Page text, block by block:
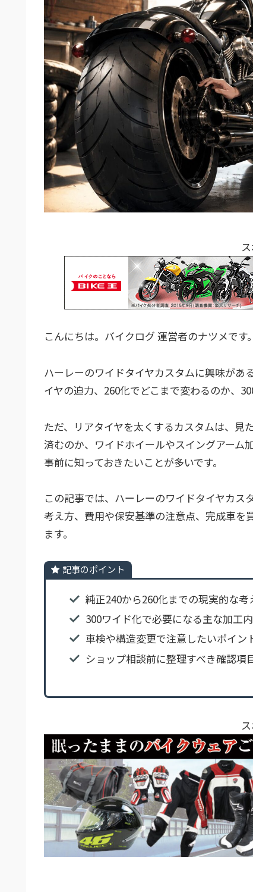
こんにちは。バイクログ 運営者のナツメです。
ハーレーのワイドタイヤカスタムに興味があ
イヤの迫力、260化でどこまで変わるのか、
ただ、リアタイヤを太くするカスタムは、見
済むのか、ワイドホイールやスイングアーム
事前に知っておきたいことが多いです。
この記事では、ハーレーのワイドタイヤカ
考え方、費用や保安基準の注意点、完成車を
ます。
記事のポイント
純正240から260化までの現実的な考
300ワイド化で必要になる主な加工
車検や構造変更で注意したいポイン
ショップ相談前に整理すべき確認項